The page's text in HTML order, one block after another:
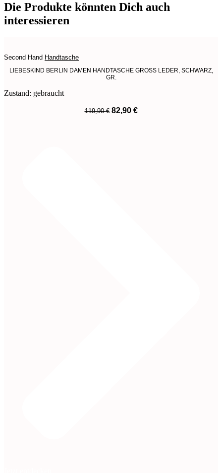
Die Produkte könnten Dich auch
interessieren
Second Hand Handtasche
LIEBESKIND BERLIN DAMEN HANDTASCHE GROSS LEDER, SCHWARZ,
GR.
Zustand: gebraucht
119,90€ Ursprünglicher
Preis
82,90 €Aktueller